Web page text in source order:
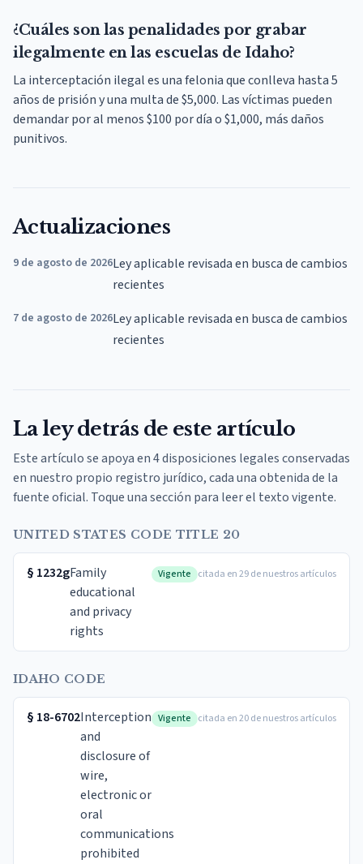
¿Cuáles son las penalidades por grabar
ilegalmente en las escuelas de Idaho?
La interceptación ilegal es una felonia que conlleva hasta 5
años de prisión y una multa de $5,000. Las víctimas pueden
demandar por al menos $100 por día o $1,000, más daños
punitivos.
Actualizaciones
9 de agosto de 2026Ley aplicable revisada en busca de cambios
recientes
7 de agosto de 2026Ley aplicable revisada en busca de cambios
recientes
La ley detrás de este artículo
Este artículo se apoya en 4 disposiciones legales conservadas
en nuestro propio registro jurídico, cada una obtenida de la
fuente oficial. Toque una sección para leer el texto vigente.
UNITED STATES CODE TITLE 20
§ 1232gFamily
educational
and privacy
rights
Vigente citada en 29 de nuestros artículos
IDAHO CODE
§ 18-6702Interception
and
disclosure of
wire,
electronic or
oral
communications
prohibited
Vigente citada en 20 de nuestros artículos